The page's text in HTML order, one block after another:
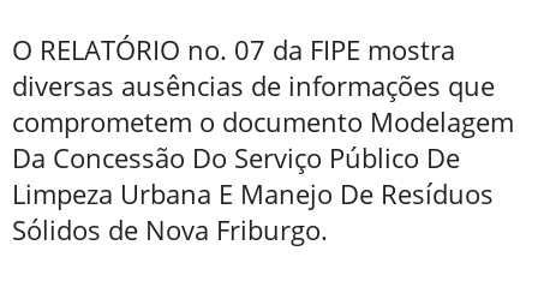
O RELATÓRIO no. 07 da FIPE mostra
diversas ausências de informações que
comprometem o documento Modelagem
Da Concessão Do Serviço Público De
Limpeza Urbana E Manejo De Resíduos
Sólidos de Nova Friburgo.